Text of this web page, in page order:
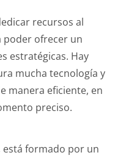
recursos al
poder ofrecer un
estratégicas. Hay
mucha tecnología y
manera eficiente, en
preciso.
está formado por un